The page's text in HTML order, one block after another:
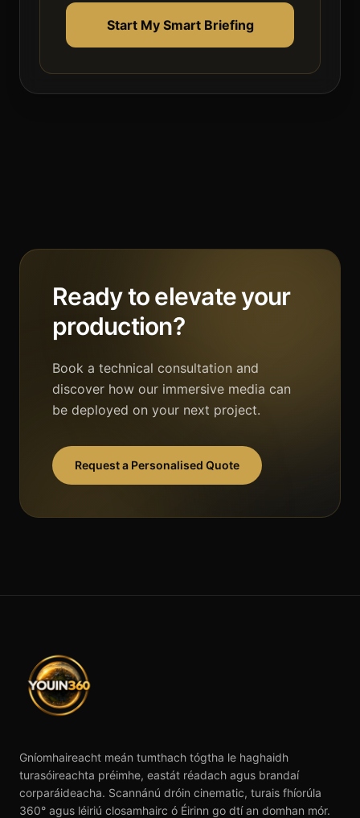
Start My Smart Briefing
Ready to elevate your
production?
Book a technical consultation and
discover how our immersive media can
be deployed on your next project.
Request a Personalised Quote
Gníomhaireacht meán tumthach tógtha le haghaidh
turasóireachta préimhe, eastát réadach agus brandaí
corparáideacha. Scannánú dróin cinematic, turais fhíorúla
360° agus léiriú closamhairc ó Éirinn go dtí an domhan mór.